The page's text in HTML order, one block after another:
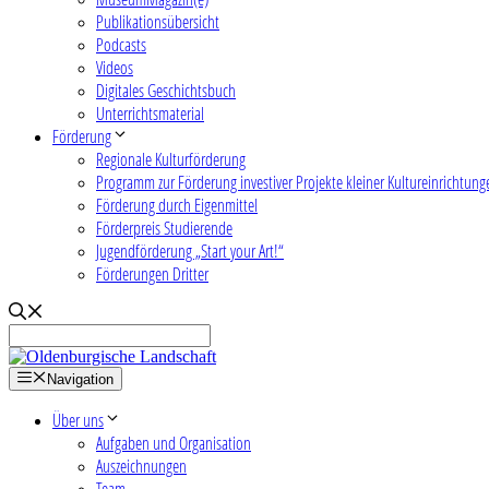
Publikationsübersicht
Podcasts
Videos
Digitales Geschichtsbuch
Unterrichtsmaterial
Förderung
Regionale Kulturförderung
Programm zur Förderung investiver Projekte kleiner
Förderung durch Eigenmittel
Förderpreis Studierende
Jugendförderung „Start your Art!“
Förderungen Dritter
Navigation
Über uns
Aufgaben und Organisation
Auszeichnungen